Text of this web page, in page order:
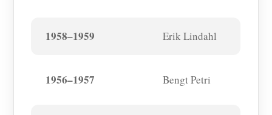
1958–1959 Erik Lindahl
1956–1957 Bengt Petri